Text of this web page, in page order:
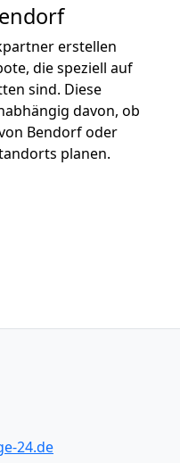
erstellen
die speziell auf
sind. Diese
davon, ob
Bendorf oder
planen.
24.de